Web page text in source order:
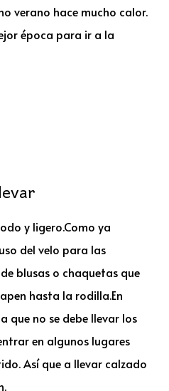
verano hace mucho calor.
época para ir a la
y ligero.Como ya
del velo para las
blusas o chaquetas que
hasta la rodilla.En
que no se debe llevar los
en algunos lugares
Así que a llevar calzado